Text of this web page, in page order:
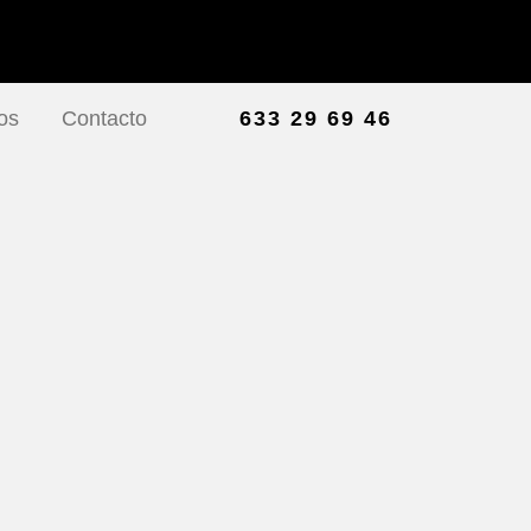
Contacto 633 29 69 46